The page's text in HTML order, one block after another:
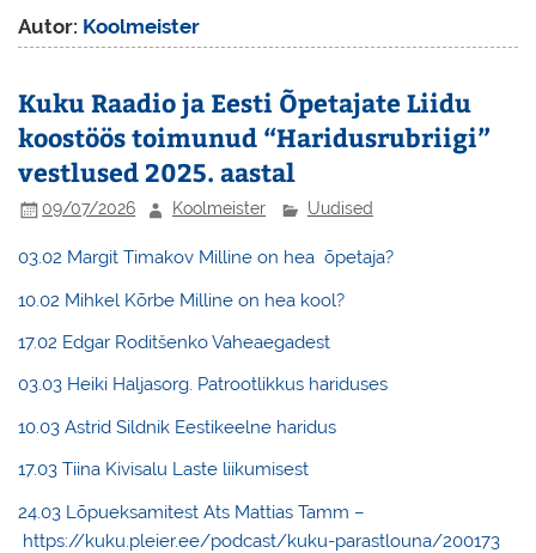
Autor: Koolmeister
Kuku Raadio ja Eesti Õpetajate Liidu
koostöös toimunud “Haridusrubriigi”
vestlused 2025. aastal
09/07/2026 Koolmeister Uudised
03.02 Margit Timakov Milline on hea õpetaja?
10.02 Mihkel Kõrbe Milline on hea kool?
17.02 Edgar Roditšenko Vaheaegadest
03.03 Heiki Haljasorg. Patrootlikkus hariduses
10.03 Astrid Sildnik Eestikeelne haridus
17.03 Tiina Kivisalu Laste liikumisest
24.03 Lõpueksamitest Ats Mattias Tamm –
https://kuku.pleier.ee/podcast/kuku-parastlouna/200173